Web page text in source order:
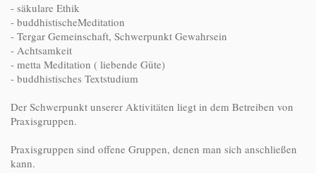
- säkulare Ethik
- buddhistischeMeditation
- Tergar Gemeinschaft, Schwerpunkt Gewahrsein
- Achtsamkeit
- metta Meditation ( liebende Güte)
- buddhistisches Textstudium
Der Schwerpunkt unserer Aktivitäten liegt in dem Betreiben von
Praxisgruppen.
Praxisgruppen sind offene Gruppen, denen man sich anschließen
kann.